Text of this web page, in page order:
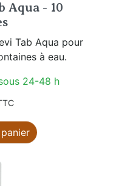
Aqua - 10
Tab Aqua pour
à eau.
24-48 h